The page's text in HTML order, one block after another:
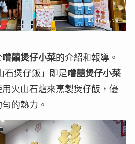
嚐囍煲仔小菜的介紹和報導。
石煲仔飯」即是嚐囍煲仔小菜
火山石爐來烹製煲仔飯，優
的熱力。